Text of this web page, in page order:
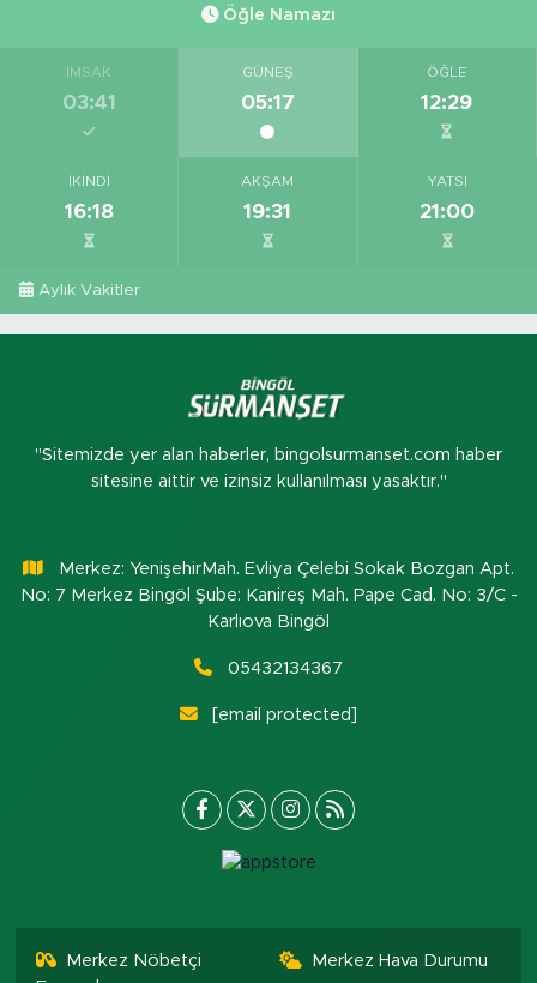
Öğle Namazı
İMSAK
03:41
GÜNEŞ
05:17
ÖĞLE
12:29
İKINDI
16:18
AKŞAM
19:31
YATSI
21:00
Aylık Vakitler
"Sitemizde yer alan haberler, bingolsurmanset.com haber
sitesine aittir ve izinsiz kullanılması yasaktır."
Merkez: YenişehirMah. Evliya Çelebi Sokak Bozgan Apt.
No: 7 Merkez Bingöl Şube: Kanireş Mah. Pape Cad. No: 3/C -
Karlıova Bingöl
05432134367
[email protected]
Merkez Nöbetçi
Merkez Hava Durumu